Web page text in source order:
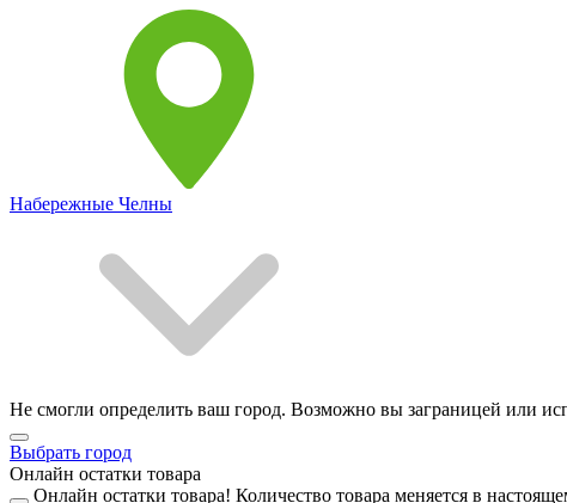
Набережные Челны
Не смогли определить ваш город. Возможно вы заграницей или
Выбрать город
Онлайн остатки товара
Онлайн остатки товара! Количество товара меняется в